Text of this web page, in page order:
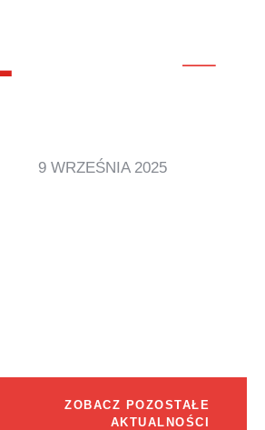
9 WRZEŚNIA 2025
ZOBACZ POZOSTAŁE
AKTUALNOŚCI